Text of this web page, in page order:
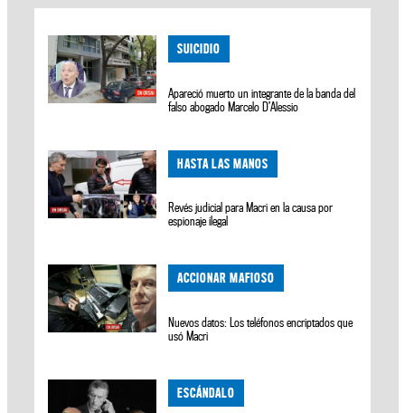
SUICIDIO
Apareció muerto un integrante de la banda del
falso abogado Marcelo D’Alessio
HASTA LAS MANOS
Revés judicial para Macri en la causa por
espionaje ilegal
ACCIONAR MAFIOSO
Nuevos datos: Los teléfonos encriptados que
usó Macri
ESCÁNDALO